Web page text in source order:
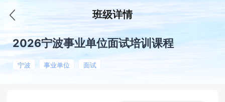
班级详情
2026宁波事业单位面试培训课程
宁波 事业单位 面试